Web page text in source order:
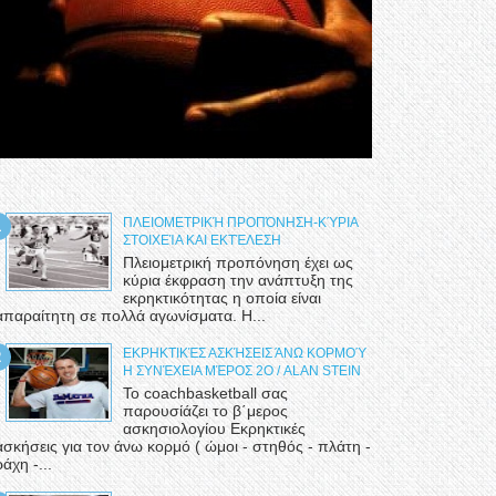
ΠΛΕΙΟΜΕΤΡΙΚΉ ΠΡΟΠΌΝΗΣΗ-ΚΎΡΙΑ
ΣΤΟΙΧΕΊΑ ΚΑΙ ΕΚΤΈΛΕΣΗ
Πλειομετρική προπόνηση έχει ως
κύρια έκφραση την ανάπτυξη της
εκρηκτικότητας η οποία είναι
σε πολλά αγωνίσματα. Η...
ΕΚΡΗΚΤΙΚΈΣ ΑΣΚΉΣΕΙΣ ΆΝΩ ΚΟΡΜΟΎ
Η ΣΥΝΈΧΕΙΑ ΜΈΡΟΣ 2Ο / ALAN STEIN
Το coachbasketball σας
παρουσίάζει το β΄μερος
ασκησιολογίου Εκρηκτικές
για τον άνω κορμό ( ώμοι - στηθός - πλάτη -
-...